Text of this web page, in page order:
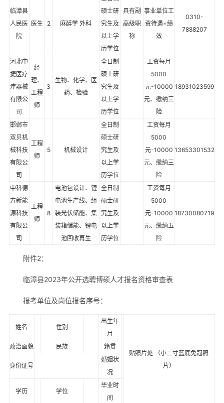
临漳县
人民医
院
医生 2 麻醉学 外科
硕士研
究生及
以上学
历学位
具有副
高级职
称
事业单位工
资待遇+绩
效
0310-
7888207
河北中
捷医疗
疗器械
有限公
司
经
理、
工程
师
3
生物、化学、医
药、检验
全日制
硕士研
究生及
以上学
历学位
工资每月
5000
元-10000
元、缴纳三
险
18931023599
邯郸市
双贝机
械科技
有限公
司
工程
师
5 机械设计
全日制
硕士研
究生及
以上学
历学位
工资每月
5000
元-10000
元、缴纳三
险
13653301532
中科德
方新能
源科技
有限公
司
工程
师
8
电池包设计、锂
电池生产线、组
装光伏储能、集
装箱储能、锂电
池回收再生
全日制
硕士研
究生及
以上学
历学位
工资每月
5000
元-10000
元、缴纳五
险
18730080719
附件2：
临漳县2023年公开选聘博硕人才报名资格审查表
报考单位及岗位报名序号：
姓名 性别
出生年
月
贴照片处 （小二寸蓝底免冠照
片）
政治面貌 民族 籍贯
身份证号
婚姻状
况
学历 学位
毕业时
间